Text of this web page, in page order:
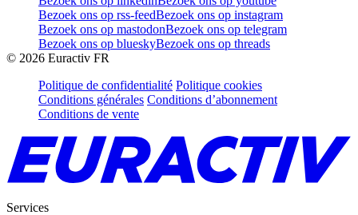
Bezoek ons op rss-feedBezoek ons op instagram
Bezoek ons op mastodonBezoek ons op telegram
Bezoek ons op blueskyBezoek ons op threads
© 2026 Euractiv FR
Politique de confidentialité Politique cookies
Conditions générales Conditions d’abonnement
Conditions de vente
Services